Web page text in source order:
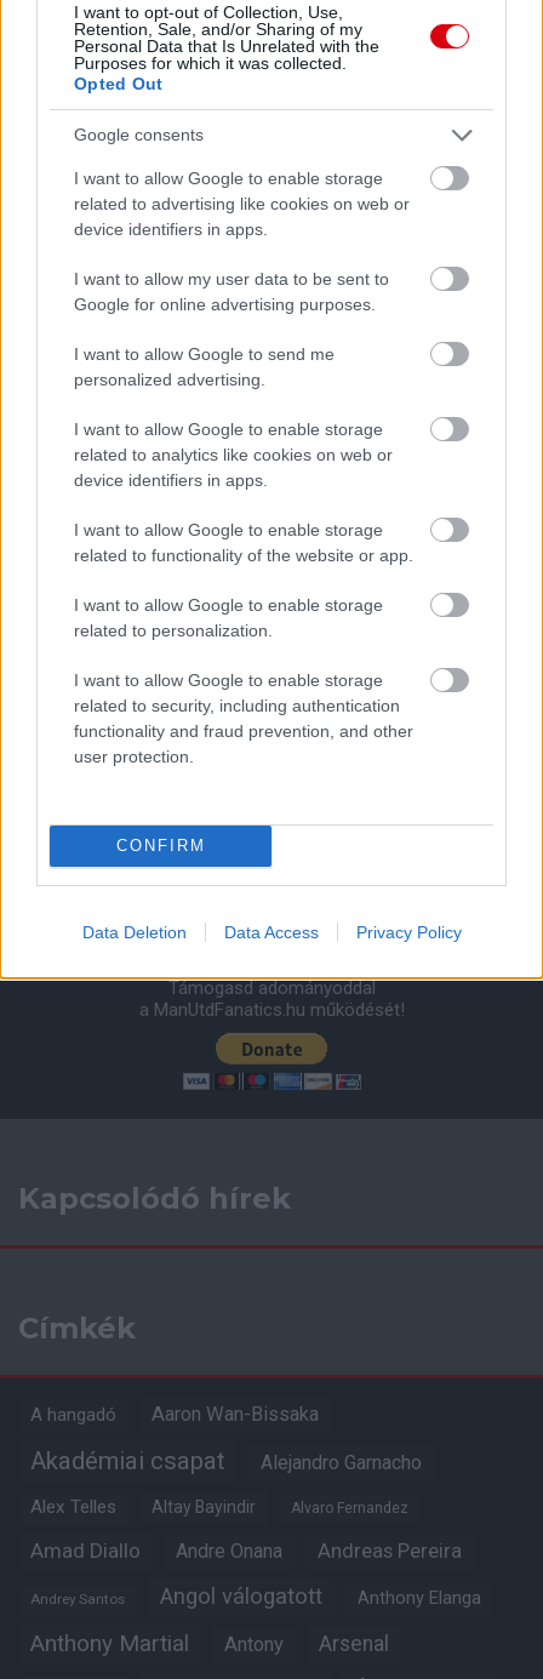
I want to opt-out of Collection, Use,
Retention, Sale, and/or Sharing of my
Personal Data that Is Unrelated with the
Purposes for which it was collected.
Opted Out
Google consents
I want to allow Google to enable storage
related to advertising like cookies on web or
device identifiers in apps.
I want to allow my user data to be sent to
Google for online advertising purposes.
I want to allow Google to send me
personalized advertising.
I want to allow Google to enable storage
related to analytics like cookies on web or
device identifiers in apps.
I want to allow Google to enable storage
related to functionality of the website or app.
I want to allow Google to enable storage
related to personalization.
I want to allow Google to enable storage
related to security, including authentication
functionality and fraud prevention, and other
user protection.
CONFIRM
Data Deletion Data Access Privacy Policy
Meccs Center
Paris Saint-Germain
Manchester United
Felkészülési szezon 4. mérkőzés
2026-08-08 17:00
Leeds UnitedvsManchester United 2026-08-12 20:30
AC Milanvs Manchester United
ELŐZŐ MÉRKŐZÉSEK
Támogasd adományoddal
a ManUtdFanatics.hu működését!
Kapcsolódó hírek
Címkék
A hangadó Aaron Wan-Bissaka
Akadémiai csapat Alejandro Garnacho
Alex Telles Altay Bayindir Alvaro Fernandez
Amad Diallo Andre Onana Andreas Pereira
Andrey Santos Angol válogatott Anthony Elanga
Anthony Martial Antony Arsenal